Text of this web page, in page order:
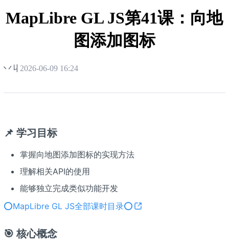
MapLibre GL JS第41课：向地
图添加图标
丷丩 2026-06-09 16:24
📌 学习目标
掌握向地图添加图标的实现方法
理解相关API的使用
能够独立完成类似功能开发
⭕️MapLibre GL JS全部课时目录⭕️
🎯 核心概念